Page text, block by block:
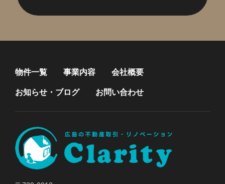
物件一覧 事業内容 会社概要
お知らせ・ブログ お問い合わせ